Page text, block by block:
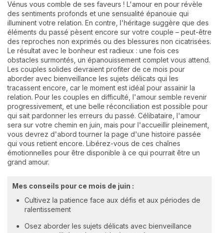
Vénus vous comble de ses faveurs ! L'amour en pour révèle
des sentiments profonds et une sensualité épanouie qui
illuminent votre relation. En contre, l'héritage suggère que des
éléments du passé pèsent encore sur votre couple – peut-être
des reproches non exprimés ou des blessures non cicatrisées.
Le résultat avec le bonheur est radieux : une fois ces
obstacles surmontés, un épanouissement complet vous attend.
Les couples solides devraient profiter de ce mois pour
aborder avec bienveillance les sujets délicats qui les
tracassent encore, car le moment est idéal pour assainir la
relation. Pour les couples en difficulté, l'amour semble revenir
progressivement, et une belle réconciliation est possible pour
qui sait pardonner les erreurs du passé. Célibataire, l'amour
sera sur votre chemin en juin, mais pour l'accueillir pleinement,
vous devrez d'abord tourner la page d'une histoire passée
qui vous retient encore. Libérez-vous de ces chaînes
émotionnelles pour être disponible à ce qui pourrait être un
grand amour.
Mes conseils pour ce mois de juin :
Cultivez la patience face aux défis et aux périodes de
ralentissement
Osez aborder les sujets délicats avec bienveillance